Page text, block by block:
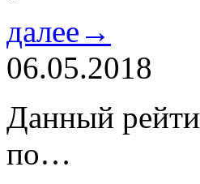
далее→
06.05.2018
Данный
по…